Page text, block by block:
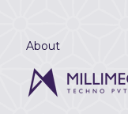
About